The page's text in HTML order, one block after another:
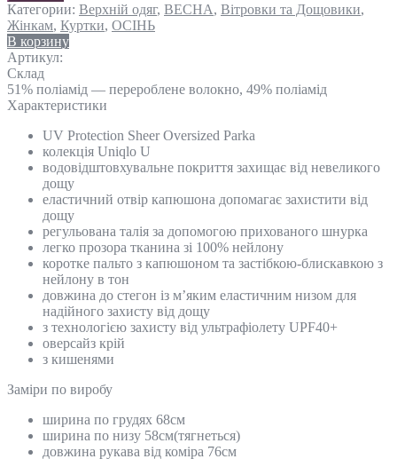
Категории: Верхній одяг, ВЕСНА, Вітровки та Дощовики,
Жінкам, Куртки, ОСІНЬ
В корзину
Артикул:
Склад
51% поліамід — перероблене волокно, 49% поліамід
Характеристики
UV Protection Sheer Oversized Parka
колекція Uniqlo U
водовідштовхувальне покриття захищає від невеликого
дощу
еластичний отвір капюшона допомагає захистити від
дощу
регульована талія за допомогою прихованого шнурка
легко прозора тканина зі 100% нейлону
коротке пальто з капюшоном та застібкою-блискавкою з
нейлону в тон
довжина до стегон із м’яким еластичним низом для
надійного захисту від дощу
з технологією захисту від ультрафіолету UPF40+
оверсайз крій
з кишенями
Замiри по виробу
ширина по грудях 68см
ширина по низу 58см(тягнеться)
довжина рукава від коміра 76см